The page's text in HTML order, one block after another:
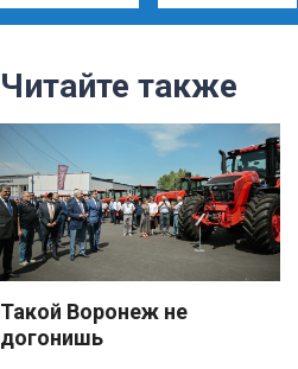
Читайте также
Такой Воронеж не
догонишь